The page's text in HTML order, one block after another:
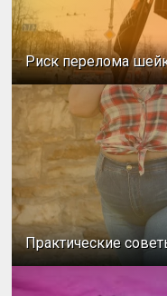
Риск перелома
Практические